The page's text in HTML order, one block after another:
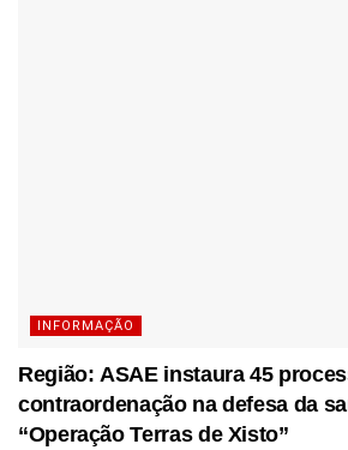
INFORMAÇÃO
Região: ASAE instaura 45
contraordenação na defesa da
“Operação Terras de Xisto”